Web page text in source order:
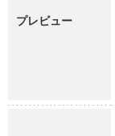
プレビュー